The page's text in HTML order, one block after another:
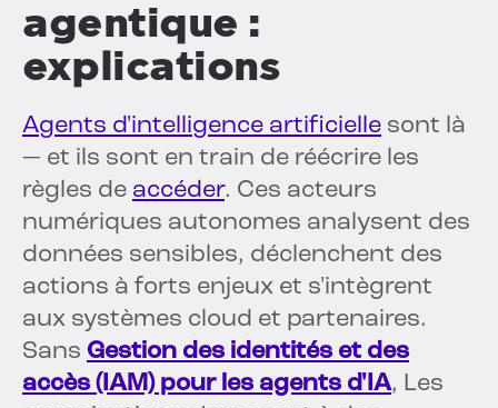
agentique :
explications
Agents d'intelligence artificielle sont là
— et ils sont en train de réécrire les
règles de accéder. Ces acteurs
numériques autonomes analysent des
données sensibles, déclenchent des
actions à forts enjeux et s'intègrent
aux systèmes cloud et partenaires.
Sans Gestion des identités et des
accès (IAM) pour les agents d'IA, Les